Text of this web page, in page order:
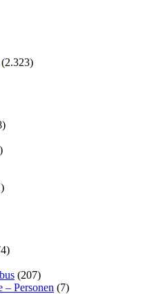
(2.323)
(207)
– Personen (7)